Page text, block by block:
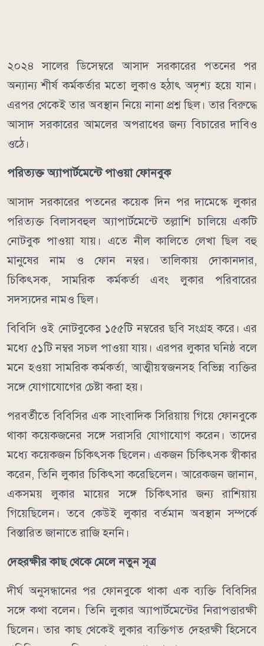
২০২৪ সালের ডিসেম্বরে আসাদ সরকারের পতনের পর
অন্যান্য শীর্ষ কর্মকর্তার মতো লুকাও হঠাৎ অদৃশ্য হয়ে যান।
এরপর থেকেই তার অবস্থান নিয়ে নানা প্রশ্ন ছিল। তার বিরুদ্ধে
আসাদ সরকারের আমলের অপরাধের জন্য বিচারের দাবিও
ওঠে।
পরিত্যক্ত অ্যাপার্টমেন্টে পাওয়া ফোনবুক
আসাদ সরকারের পতনের কয়েক দিন পর দামেস্কে লুকার
পরিত্যক্ত বিলাসবহুল অ্যাপার্টমেন্টে তল্লাশি চালিয়ে একটি
নোটবুক পাওয়া যায়। এতে নীল কালিতে লেখা ছিল বহু
মানুষের নাম ও ফোন নম্বর। তালিকায় দোকানদার,
চিকিৎসক, সামরিক কর্মকর্তা এবং লুকার পরিবারের
সদস্যদের নামও ছিল।
বিবিসি ওই নোটবুকের ১৫৫টি নম্বরের ছবি সংগ্রহ করে। এর
মধ্যে ৫১টি নম্বর সচল পাওয়া যায়। এরপর লুকার ঘনিষ্ঠ বলে
মনে হওয়া সামরিক কর্মকর্তা, আত্মীয়স্বজনসহ বিভিন্ন ব্যক্তির
সঙ্গে যোগাযোগের চেষ্টা করা হয়।
পরবর্তীতে বিবিসির এক সাংবাদিক সিরিয়ায় গিয়ে ফোনবুকে
থাকা কয়েকজনের সঙ্গে সরাসরি যোগাযোগ করেন। তাদের
মধ্যে কয়েকজন চিকিৎসক ছিলেন। একজন চিকিৎসক স্বীকার
করেন, তিনি লুকার চিকিৎসা করেছিলেন। আরেকজন জানান,
একসময় লুকার মায়ের সঙ্গে চিকিৎসার জন্য রাশিয়ায়
গিয়েছিলেন। তবে কেউই লুকার বর্তমান অবস্থান সম্পর্কে
বিস্তারিত জানাতে রাজি হননি।
দেহরক্ষীর কাছ থেকে মেলে নতুন সূত্র
দীর্ঘ অনুসন্ধানের পর ফোনবুকে থাকা এক ব্যক্তি বিবিসির
সঙ্গে কথা বলেন। তিনি লুকার অ্যাপার্টমেন্টের নিরাপত্তারক্ষী
ছিলেন। তার কাছ থেকেই লুকার ব্যক্তিগত দেহরক্ষী হিসেবে